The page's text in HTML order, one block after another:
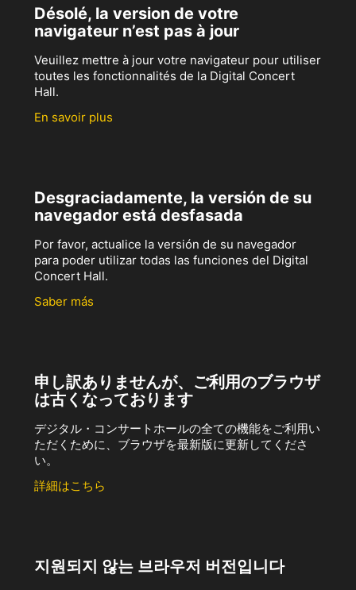
Désolé, la version de votre
navigateur n’est pas à jour
Veuillez mettre à jour votre navigateur pour utiliser
toutes les fonctionnalités de la Digital Concert
Hall.
En savoir plus
Desgraciadamente, la versión de su
navegador está desfasada
Por favor, actualice la versión de su navegador
para poder utilizar todas las funciones del Digital
Concert Hall.
Saber más
申し訳ありませんが、ご利用のブラウザ
は古くなっております
デジタル・コンサートホールの全ての機能をご利用い
ただくために、ブラウザを最新版に更新してくださ
い。
詳細はこちら
지원되지 않는 브라우저 버전입니다